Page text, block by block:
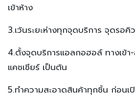
เข้าห้าง
3.เว้นระยะห่างทุกจุดบริการ จุดรอคิ
4.ตั้งจุดบริการแอลกอฮอล์ ทางเข้
แคชเชียร์ เป็นต้น
5.ทำความสะอาดสินค้าทุกชิ้น ก่อนเ